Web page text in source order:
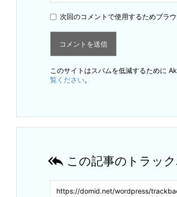
次回のコメントで使用するためブラ
このサイトはスパムを低減するために
覧ください。
 この記事のトラッ